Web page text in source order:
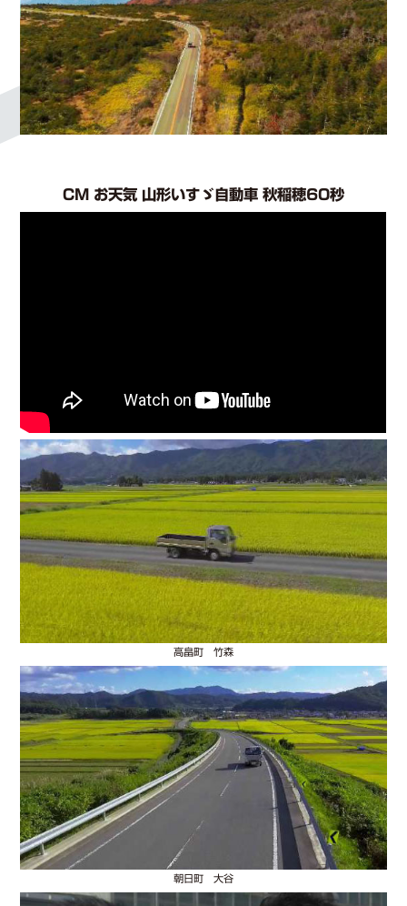
CM お天気 山形いすゞ自動車 秋稲穂60秒
高畠町 竹森
朝日町 大谷